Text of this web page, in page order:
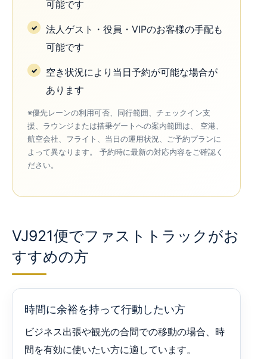
可能です
法人ゲスト・役員・VIPのお客様の手配も
可能です
空き状況により当日予約が可能な場合が
あります
※優先レーンの利用可否、同行範囲、チェックイン支
援、ラウンジまたは搭乗ゲートへの案内範囲は、 空港、
航空会社、フライト、当日の運用状況、ご予約プランに
よって異なります。 予約時に最新の対応内容をご確認く
ださい。
VJ921便でファストトラックがお
すすめの方
時間に余裕を持って行動したい方
ビジネス出張や観光の合間での移動の場合、時
間を有効に使いたい方に適しています。